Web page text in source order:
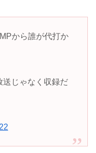
から誰が代打か
送じゃなく収録だ